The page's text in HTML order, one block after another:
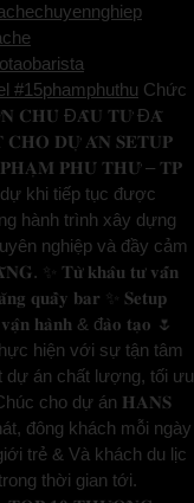
#15phamphuthu Chức
𝐂𝐇𝐔̉ Đ𝐀̂̀𝐔 𝐓𝐔̛ Đ𝐀̃
𝐂𝐇𝐎 𝐃𝐔̛̣ 𝐀́𝐍 𝐒𝐄𝐓𝐔𝐏
𝐏𝐇𝐔́ 𝐓𝐇𝐔̛́ – 𝐓𝐏
khi tiếp tục được
hành trình xây dựng
nghiệp và đầy cảm
✨ 𝐓𝐮̛̀ 𝐤𝐡𝐚̂𝐮 𝐭𝐮̛ 𝐯𝐚̂́𝐧
𝐪𝐮𝐚̂̀𝐲 𝐛𝐚𝐫 ✨ 𝐒𝐞𝐭𝐮𝐩
𝐯𝐚̣̂𝐧 𝐡𝐚̀𝐧𝐡 & đ𝐚̀𝐨 𝐭𝐚̣𝐨 🌷
hiện với sự tận tâm
dự án chất lượng, tối ưu
cho dự án 𝐇𝐀𝐍𝐒
đông khách mỗi ngày
trẻ & Và khách du lịc
thời gian tới.